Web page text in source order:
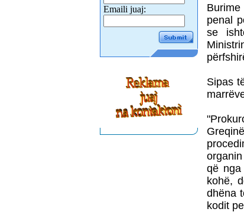
Emaili juaj:
penal
se
Sipas
që
kohë,
dhëna
kodit